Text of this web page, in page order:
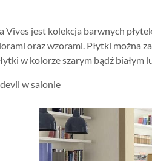
jest kolekcja barwnych
oraz wzorami. Płytki można
w kolorze szarym bądź białym
w salonie